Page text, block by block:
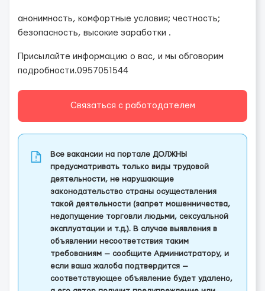
анонимность, комфортные условия; честность;
безопасность, высокие заработки .
Присылайте информацию о вас, и мы обговорим
подробности.0957051544
Связаться с работодателем
Все вакансии на портале ДОЛЖНЫ
предусматривать только виды трудовой
деятельности, не нарушающие
законодательство страны осуществления
такой деятельности (запрет мошенничества,
недопущение торговли людьми, сексуальной
эксплуатации и т.д.). В случае выявления в
объявлении несоответствия таким
требованиям — сообщите Администратору, и
если ваша жалоба подтвердится —
соответствующее объявление будет удалено,